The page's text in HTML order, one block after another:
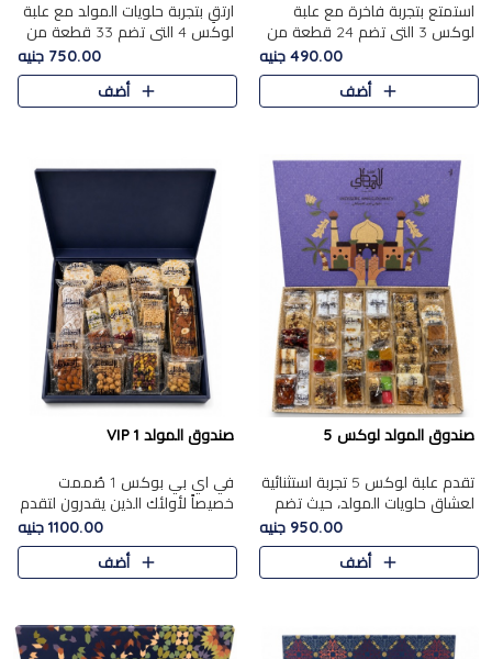
استمتع بتجربة فاخرة مع علبة
لوكس 3 التي تضم 24 قطعة من
أشهر حلويات المولد الشرقية
المختارة بعناية. تحتوي التشكيلة
على الجزرية بالفول، والملب..
490.00 جنيه
أضف
ارتقِ بتجربة حلويات المولد مع علبة
لوكس 4 التي تضم 33 قطعة من
تشكيلة فاخرة ومتنوعة من أشهر
الأصناف الشرقية. تحتوي العلبة على
الجزرية بالفول،..
750.00 جنيه
أضف
صندوق المولد لوكس 5
تقدم علبة لوكس 5 تجربة استثنائية
لعشاق حلويات المولد، حيث تضم
42 قطعة من تشكيلة فاخرة تجمع
بين أشهر الأصناف التقليدية وأصناف
مميزة مختارة بع..
950.00 جنيه
أضف
صندوق المولد VIP 1
في اي بي بوكس 1 صُممت
خصيصاً لأولئك الذين يقدرون لتقدم
تجربة استثنائية بوكس تجمع بين
أفخر حلويات المولد المصري مع
تشكيلة مختارة من الأصناف ..
1100.00 جنيه
أضف